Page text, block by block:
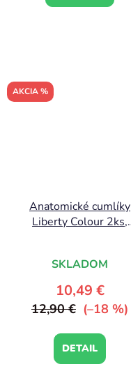
AKCIA %
Anatomické cumlíky
Liberty Colour 2ks,
SKLADOM
10,49 €
12,90 € (–18 %)
DETAIL